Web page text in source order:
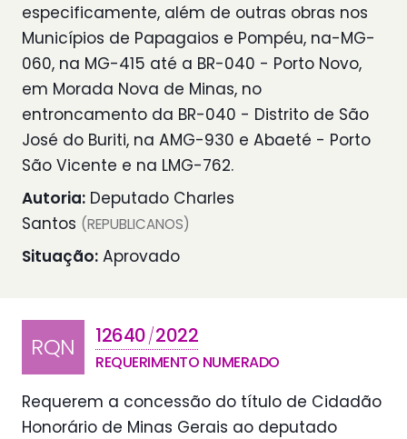
especificamente, além de outras obras nos
Municípios de Papagaios e Pompéu, na-MG-
060, na MG-415 até a BR-040 - Porto Novo,
em Morada Nova de Minas, no
entroncamento da BR-040 - Distrito de São
José do Buriti, na AMG-930 e Abaeté - Porto
São Vicente e na LMG-762.
Autoria: Deputado Charles
Santos (REPUBLICANOS)
Situação: Aprovado
RQN 12640/2022
REQUERIMENTO NUMERADO
Requerem a concessão do título de Cidadão
Honorário de Minas Gerais ao deputado